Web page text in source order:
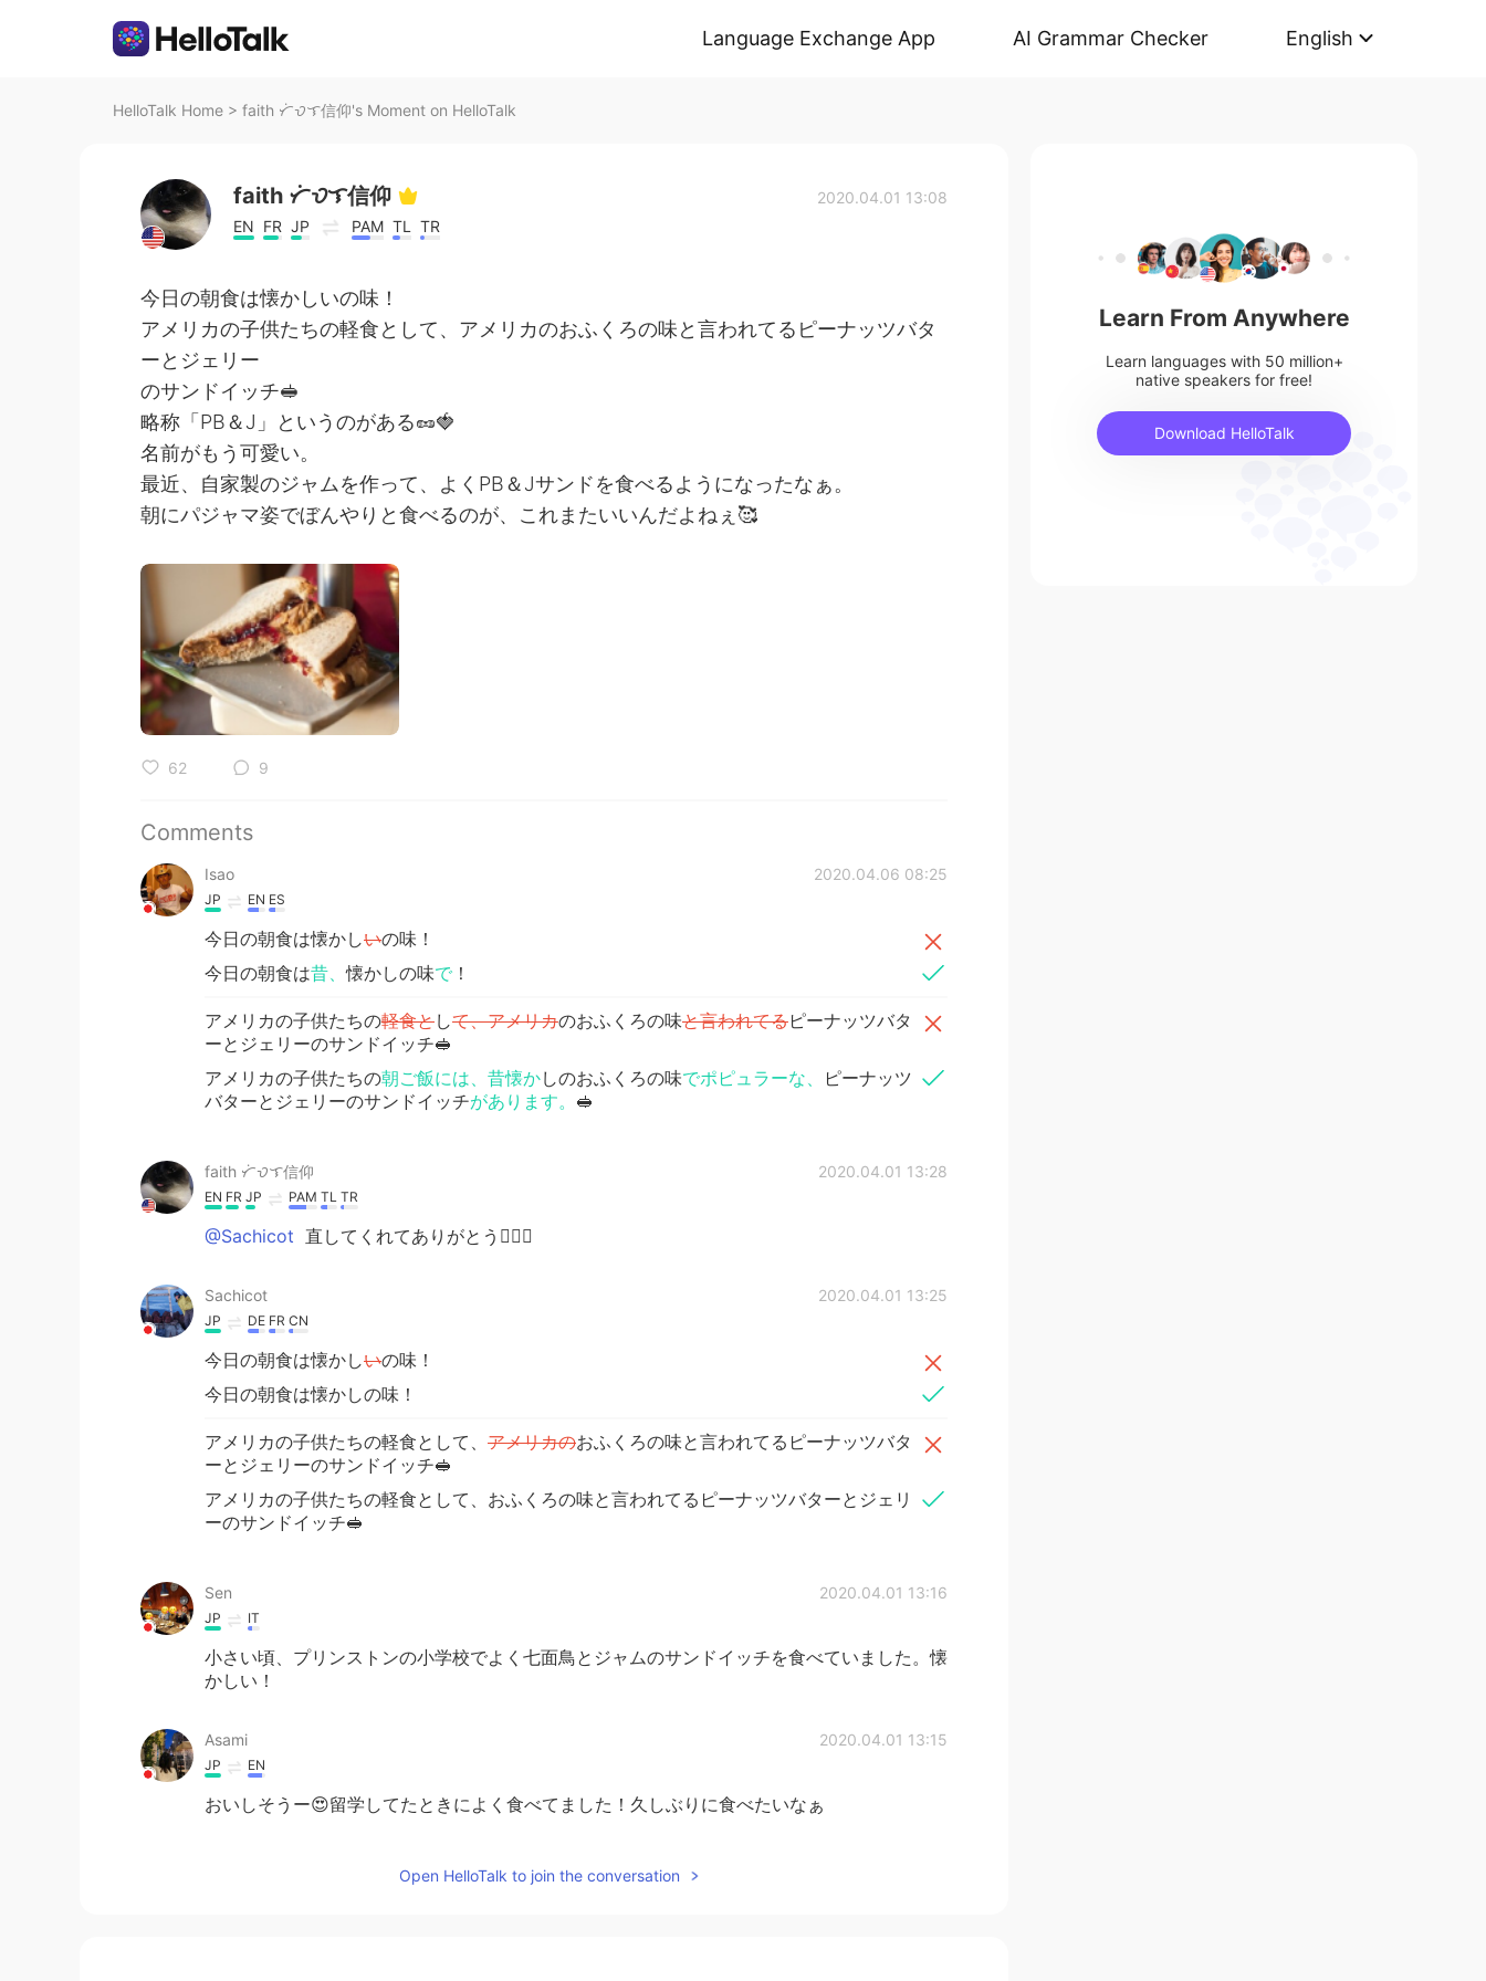
Language Exchange App AI Grammar Checker English
HelloTalk Home > faith ᜆᜒᜏᜎ信仰's Moment on HelloTalk
faith ᜆᜒᜏᜎ信仰
EN FR JP PAM TL TR
2020.04.01 13:08
今日の朝食は懐かしいの味！
アメリカの子供たちの軽食として、アメリカのおふくろの味と言われてるピーナッツバタ
ーとジェリー
のサンドイッチ🥪
略称「PB＆J」というのがある🥜🍓
名前がもう可愛い。
最近、自家製のジャムを作って、よくPB＆Jサンドを食べるようになったなぁ。
朝にパジャマ姿でぼんやりと食べるのが、これまたいいんだよねぇ🥰
62 9
Comments
Isao 2020.04.06 08:25
JP EN ES
今日の朝食は懐かしいの味！
今日の朝食は昔、懐かしの味で！
アメリカの子供たちの軽食として、アメリカのおふくろの味と言われてるピーナッツバタ
ーとジェリーのサンドイッチ🥪
アメリカの子供たちの朝ご飯には、昔懐かしのおふくろの味でポピュラーな、
ピーナッツ
バターとジェリーのサンドイッチがあります。 🥪
faith ᜆᜒᜏᜎ信仰 2020.04.01 13:28
EN FR JP PAM TL TR
@Sachicot 直してくれてありがとう🙇🏻‍♀️
Sachicot 2020.04.01 13:25
JP DE FR CN
今日の朝食は懐かしいの味！
今日の朝食は懐かしの味！
アメリカの子供たちの軽食として、 アメリカのおふくろの味と言われてるピーナッツバタ
ーとジェリーのサンドイッチ🥪
アメリカの子供たちの軽食として、おふくろの味と言われてるピーナッツバターとジェリ
ーのサンドイッチ🥪
Sen 2020.04.01 13:16
JP IT
小さい頃、プリンストンの小学校でよく七面鳥とジャムのサンドイッチを食べていました。懐
かしい！
Asami 2020.04.01 13:15
JP EN
おいしそうー😍留学してたときによく食べてました！久しぶりに食べたいなぁ
Open HelloTalk to join the conversation
Learn From Anywhere
Learn languages with 50 million+
native speakers for free!
Download HelloTalk